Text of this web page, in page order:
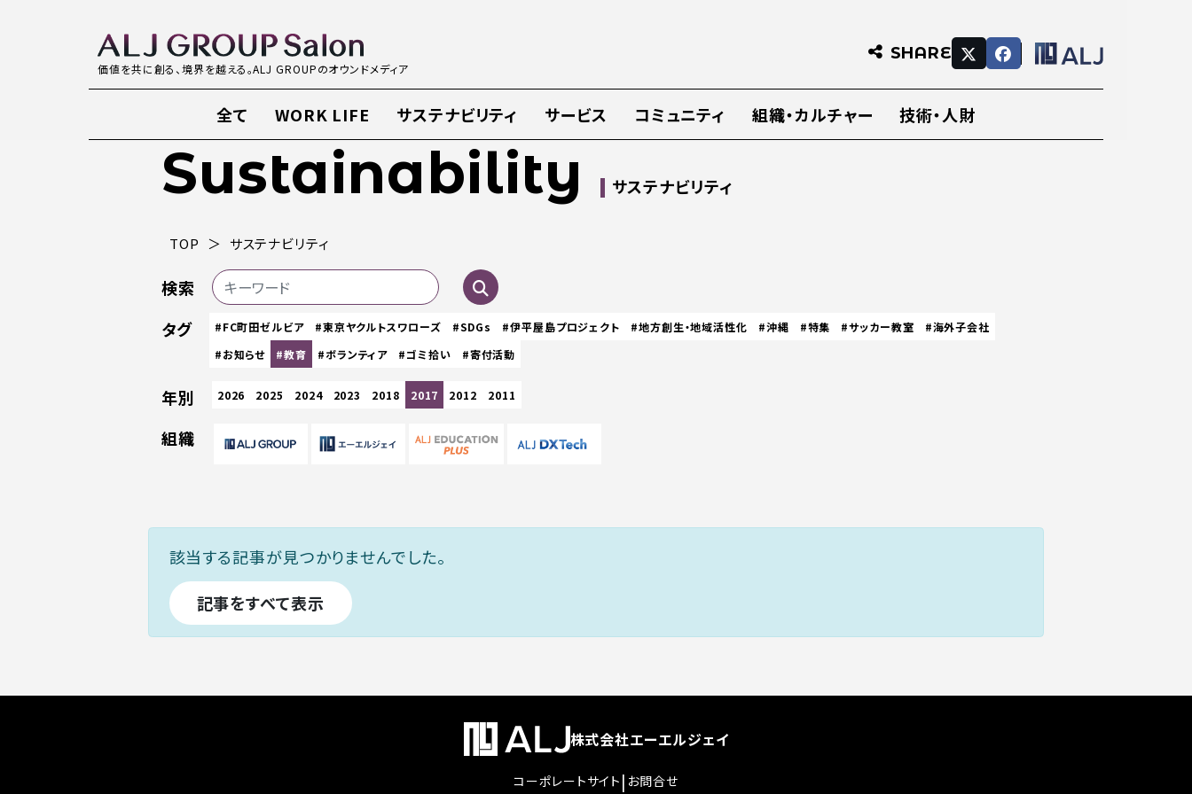
価値を共に創る、境界を越える。ALJ GROUPのオウンドメディア
SHARE
全て WORK LIFE サステナビリティ サービス コミュニティ 組織・カルチャー 技術・人財
Sustainability サステナビリティ
TOP サステナビリティ
検索
タグ
#FC町田ゼルビア #東京ヤクルトスワローズ #SDGs #伊平屋島プロジェクト #地方創生・地域活性化 #沖縄 #特集 #サッカー教室
#海外子会社
#お知らせ
#教育 #ボランティア #ゴミ拾い #寄付活動
年別 2026 2025 2024 2023 2018 2017 2012 2011
組織
該当する記事が見つかりませんでした。
記事をすべて表示
株式会社エーエルジェイ
コーポレートサイト | お問合せ